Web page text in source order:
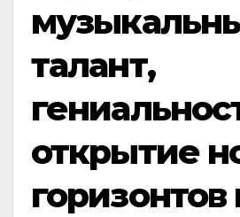
талант,
открытие
горизонтов